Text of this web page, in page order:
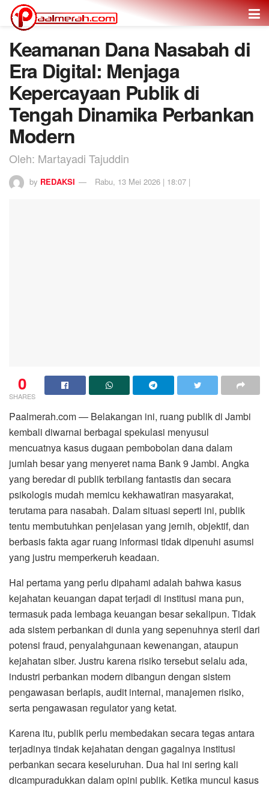
Keamanan Dana Nasabah di
Era Digital: Menjaga
Kepercayaan Publik di
Tengah Dinamika Perbankan
Modern
Oleh: Martayadi Tajuddin
by REDAKSI Rabu, 13 Mei 2026 | 18:07 |
0
SHARES
Paalmerah.com — Belakangan ini, ruang publik di Jambi
kembali diwarnai berbagai spekulasi menyusul
mencuatnya kasus dugaan pembobolan dana dalam
jumlah besar yang menyeret nama Bank 9 Jambi. Angka
yang beredar di publik terbilang fantastis dan secara
psikologis mudah memicu kekhawatiran masyarakat,
terutama para nasabah. Dalam situasi seperti ini, publik
tentu membutuhkan penjelasan yang jernih, objektif, dan
berbasis fakta agar ruang informasi tidak dipenuhi asumsi
yang justru memperkeruh keadaan.
Hal pertama yang perlu dipahami adalah bahwa kasus
kejahatan keuangan dapat terjadi di institusi mana pun,
termasuk pada lembaga keuangan besar sekalipun. Tidak
ada sistem perbankan di dunia yang sepenuhnya steril dari
potensi fraud, penyalahgunaan kewenangan, ataupun
kejahatan siber. Justru karena risiko tersebut selalu ada,
industri perbankan modern dibangun dengan sistem
pengawasan berlapis, audit internal, manajemen risiko,
serta pengawasan regulator yang ketat.
Karena itu, publik perlu membedakan secara tegas antara
terjadinya tindak kejahatan dengan gagalnya institusi
perbankan secara keseluruhan. Dua hal ini sering kali
dicampuradukkan dalam opini publik. Ketika muncul kasus